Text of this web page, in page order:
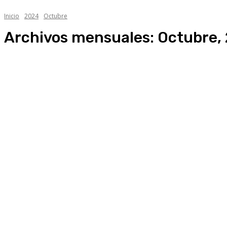
Inicio 2024 Octubre
Archivos mensuales: Octubre,